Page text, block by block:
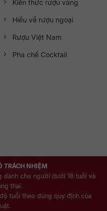
Kiến thức rượu vang
Hiểu về rượu ngoại
Rượu Việt Nam
Pha chế Cocktail
TRÁCH NHIỆM
dành cho người dưới 18 tuổi và
thai.
tuổi theo đúng quy định của